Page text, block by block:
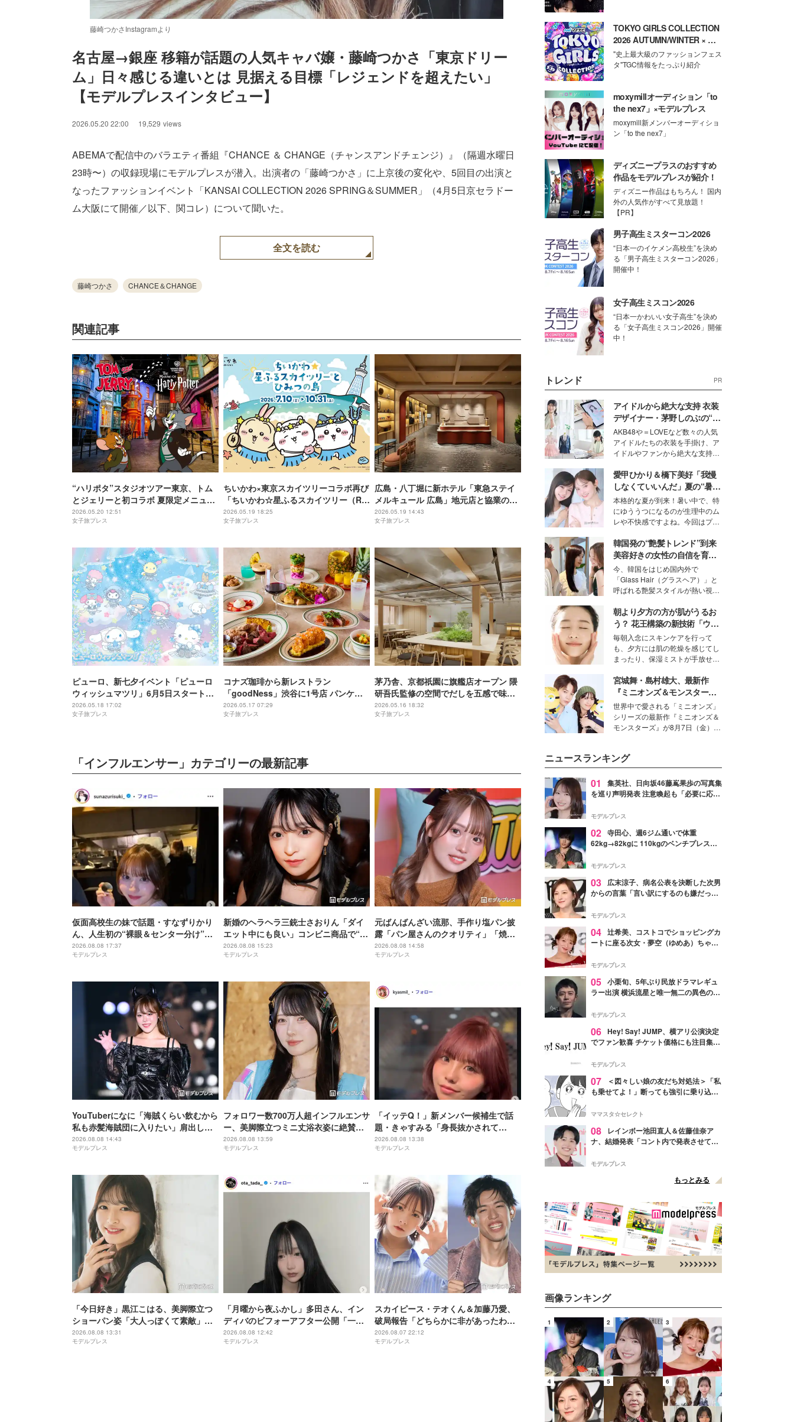
藤崎つかさInstagramより
名古屋→銀座 移籍が話題の人気キャバ嬢・藤崎つかさ「東京ドリー
ム」日々感じる違いとは 見据える目標「レジェンドを超えたい」
【モデルプレスインタビュー】
2026.05.20 22:00 19,529 views
ABEMAで配信中のバラエティ番組『CHANCE ＆ CHANGE（チャンスアンドチェンジ）』（隔週水曜日
23時〜）の収録現場にモデルプレスが潜入。出演者の「藤崎つかさ」に上京後の変化や、5回目の出演と
なったファッションイベント「KANSAI COLLECTION 2026 SPRING＆SUMMER」（4月5日京セラドー
ム大阪にて開催／以下、関コレ）について聞いた。
全文を読む
藤崎つかさ CHANCE＆CHANGE
関連記事
“ハリポタ”スタジオツアー東京、トム
とジェリーと初コラボ 夏限定メニュー
や杖づくり体験も
2026.05.20 12:51
女子旅プレス
ちいかわ×東京スカイツリーコラボ再び
「ちいかわ☆星ふるスカイツリー（R）
とひみつの島」7月10日開催
2026.05.19 18:25
女子旅プレス
広島・八丁堀に新ホテル「東急ステイ
メルキュール 広島」地元店と協業の朝
食を提供
2026.05.19 14:43
女子旅プレス
ピューロ、新七夕イベント「ピューロ
ウィッシュマツリ」6月5日スタート
≒JOYコラボで一夜限りのライブも
2026.05.18 17:02
女子旅プレス
コナズ珈琲から新レストラン
「goodNess」渋谷に1号店 パンケー
キやロコモコをダイニング仕様にアレ
ンジ
2026.05.17 07:29
女子旅プレス
茅乃舎、京都祇園に旗艦店オープン 隈
研吾氏監修の空間でだしを五感で味わ
う
2026.05.16 18:32
女子旅プレス
「インフルエンサー」カテゴリーの最新記事
仮面高校生の妹で話題・すなずりかり
ん、人生初の“裸眼＆センター分け”で
雰囲気ガラリ「可愛すぎて衝撃」「美
少女すぎる」
2026.08.08 17:37
モデルプレス
新婚のヘラヘラ三銃士さおりん「ダイ
エット中にも良い」コンビニ商品で“混
ぜるだけ”ヘルシー副菜紹介「火を使わ
ないの嬉しすぎる」「タンパク質たっ
2026.08.08 15:23
モデルプレス
元ばんばんざい流那、手作り塩パン披
露「パン屋さんのクオリティ」「焼き
加減最高」と反響
2026.08.08 14:58
モデルプレス
YouTuberになに「海賊くらい飲むから
私も赤髪海賊団に入りたい」肩出しコ
ーデ公開「ビジュアル良すぎ」「セク
シー」
2026.08.08 14:43
モデルプレス
フォロワー数700万人超インフルエンサ
ー、美脚際立つミニ丈浴衣姿に絶賛の
声「スタイル良くて憧れる」「透明感
レベチ」
2026.08.08 13:59
モデルプレス
「イッテQ！」新メンバー候補生で話
題・きゃすみる「身長抜かされて
る」“6歳差”姪っ子との幼少期＆現在の
2ショット公開「姉妹にしか見えない」
2026.08.08 13:38
モデルプレス
「今日好き」黒江こはる、美脚際立つ
ショーパン姿「大人っぽくて素敵」
「最強ビジュ」と反響
2026.08.08 13:31
モデルプレス
「月曜から夜ふかし」多田さん、イン
ディバのビフォーアフター公開「一目
瞭然」「変化がすごい」と話題
2026.08.08 12:42
モデルプレス
スカイピース・テオくん＆加藤乃愛、
破局報告「どちらかに非があったわけ
ではなく」2023年2月に交際発表
2026.08.07 22:12
モデルプレス
TOKYO GIRLS COLLECTION
2026 AUTUMN/WINTER × モ
デルプレス
"史上最大級のファッションフェス
タ"TGC情報をたっぷり紹介
moxymillオーディション「to
the nex7」×モデルプレス
moxymill新メンバーオーディショ
ン「to the nex7」
ディズニープラスのおすすめ
作品をモデルプレスが紹介！
ディズニー作品はもちろん！ 国内
外の人気作がすべて見放題！
【PR】
男子高生ミスターコン2026
“日本一のイケメン高校生”を決め
る「男子高生ミスターコン2026」
開催中！
女子高生ミスコン2026
“日本一かわいい女子高生”を決め
る「女子高生ミスコン2026」開催
中！
トレンド PR
アイドルから絶大な支持 衣装
デザイナー・茅野しのぶの“可
愛い”を作る美学＜「シチズン
クロスシー」インタビュー＞
AKB48や＝LOVEなど数々の人気
アイドルたちの衣装を手掛け、ア
イドルやファンから絶大な支持を
取締役兼クリエイティブディレク
ター・茅野しのぶ。一人ひとりの
個性に寄り添い、魅力を引き出す
衣装作りは、多くの女性たちに勇
気と自信を与え続けている。
愛甲ひかり＆橋下美好「我慢
しなくていいんだ」夏の“暑さ
対策”の新しい選択肢とは？
本格的な夏が到来！暑い中で、特
にゆううつになるのが生理中のム
レや不快感ですよね。今回はプラ
モデル・愛甲ひかりさんと橋下美
好さんを迎えて本音で女子会トー
ク。猛暑のお出かけを快適に過ご
すヒントや、2人が感動した夏の
生理の新常識にも迫りました。
韓国発の“艶髪トレンド”到来
美容好きの女性の自信を育む
「ヘアケア事情」って？
今、韓国をはじめ国内外で
「Glass Hair（グラスヘア）」と
呼ばれる艶髪スタイルが熱い視線
ションの完成度を高めるベースと
して、“髪そのものの美しさ”に改
めて注目する人が増えている様
子。今回は、そんな憧れの艶やか
な髪を日常で叶える、美容好きの
女性たちのヘアケア事情を紹介し
ます。
朝より夕方の方が肌がうるお
う？ 花王構築の新技術「ウォ
ーターキャプチャリングスキ
ン（捕水肌）」がスキンケア
の常識を変える予感
毎朝入念にスキンケアを行って
も、夕方には肌の乾燥を感じてし
まったり、保湿ミストが手放せな
な美容の常識を大きく変える可能
性を秘めた、革新的な「Water
Capturing Skin（ウォーターキャ
プチャリングスキン：捕水肌）」
技術を、花王が構築した。
宮城舞・島村雄大、最新作
『ミニオンズ＆モンスター
ズ』の魅力熱弁 ハチャメチャ
だけじゃない“友情と絆”に感
動
世界中で愛される「ミニオンズ」
シリーズの最新作『ミニオンズ＆
モンスターズ』が8月7日（金）に
デルの宮城舞と島村雄大の特別対
談をお届け！それぞれの視点か
ら、今作ならではの魅力や予想外
の感動をもたらす奥深いストーリ
た。
ニュースランキング
01
集英社、日向坂46藤嶌果歩の写真集
を巡り声明発表 注意喚起も「必要に応じ
モデルプレス
02 寺田心、週6ジム通いで体重
62kg→82kgに 110kgのベンチプレス持
「かっこいい」と反響
モデルプレス
03
広末涼子、病名公表を決断した次男
からの言葉「言い訳にするのも嫌だっ
モデルプレス
04 辻希美、コストコでショッピングカ
ートに座る次女・夢空（ゆめあ）ちゃん
ぎ」「成長を感じる」の声
モデルプレス
05 小栗旬、5年ぶり民放ドラマレギュ
ラー出演 横浜流星と唯一無二の異色のバ
モデルプレス
06 Hey! Say! JUMP、横アリ公演決定
でファン歓喜 チケット価格にも注目集ま
モデルプレス
07
＜図々しい娘の友だち対処法＞「私
も乗せてよ！」断っても強引に乗り込ん
ママスタ☆セレクト
08
レインボー池田直人＆佐藤佳奈ア
ナ、結婚発表「コント内で発表させてい
点変更のため
モデルプレス
もっとみる
画像ランキング
1 2 3
4 5 6